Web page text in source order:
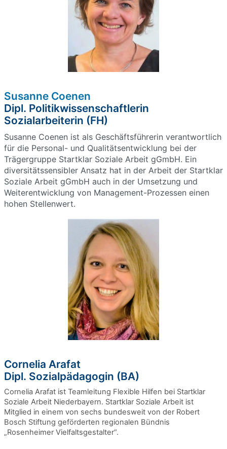
Susanne Coenen
Dipl. Politikwissenschaftlerin
Sozialarbeiterin (FH)
Susanne Coenen ist als Geschäftsführerin verantwortlich
für die Personal- und Qualitätsentwicklung bei der
Trägergruppe Startklar Soziale Arbeit gGmbH. Ein
diversitätssensibler Ansatz hat in der Arbeit der Startklar
Soziale Arbeit gGmbH auch in der Umsetzung und
Weiterentwicklung von Management-Prozessen einen
hohen Stellenwert.
Cornelia Arafat
Dipl. Sozialpädagogin (BA)
Cornelia Arafat ist Teamleitung Flexible Hilfen bei Startklar
Soziale Arbeit Niederbayern. Startklar Soziale Arbeit ist
Mitglied in einem von sechs bundesweit von der Robert
Bosch Stiftung geförderten regionalen Bündnis
„Rosenheimer Vielfaltsgestalter“.